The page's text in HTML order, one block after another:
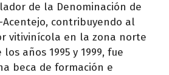
de la Denominación de
Acentejo, contribuyendo al
vitivinícola en la zona norte
años 1995 y 1999, fue
beca de formación e